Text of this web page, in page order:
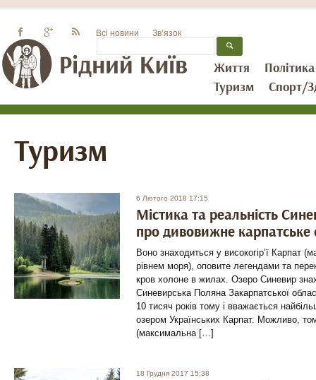
Життя
Політика
Туризм
Спорт/
Всі новини Зв’язок
Туризм
6 Лютого 2018 17:15
Містика та реальність
про дивовижне карпатське
Воно знаходиться у високогір’ї Карпат
рівнем моря), оповите легендами та
кров холоне в жилах. Озеро Синевир
Синевирська Поляна Закарпатської
10 тисяч років тому і вважається
озером Українських Карпат. Можливо,
(максимальна […]
18 Грудня 2017 15:38